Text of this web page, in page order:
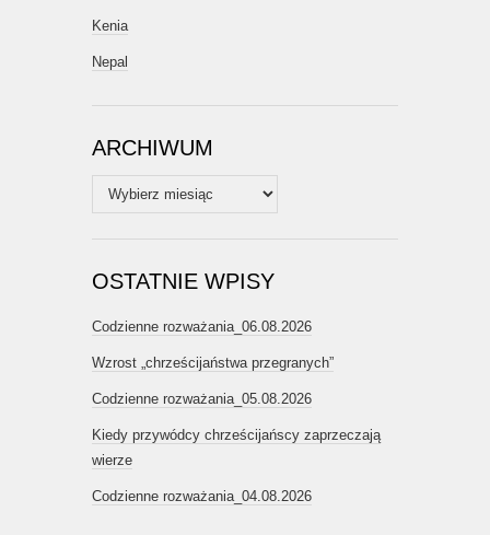
Kenia
Nepal
ARCHIWUM
Archiwum
OSTATNIE WPISY
Codzienne rozważania_06.08.2026
Wzrost „chrześcijaństwa przegranych”
Codzienne rozważania_05.08.2026
Kiedy przywódcy chrześcijańscy zaprzeczają
wierze
Codzienne rozważania_04.08.2026